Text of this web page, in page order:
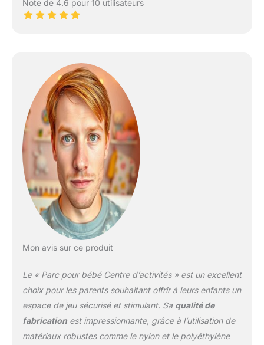
Note de 4.6 pour 10 utilisateurs
Mon avis sur ce produit
Le « Parc pour bébé Centre d’activités » est un excellent
choix pour les parents souhaitant offrir à leurs enfants un
espace de jeu sécurisé et stimulant. Sa qualité de
fabricationest impressionnante, grâce à l’utilisation de
matériaux robustes comme le nylon et le polyéthylène